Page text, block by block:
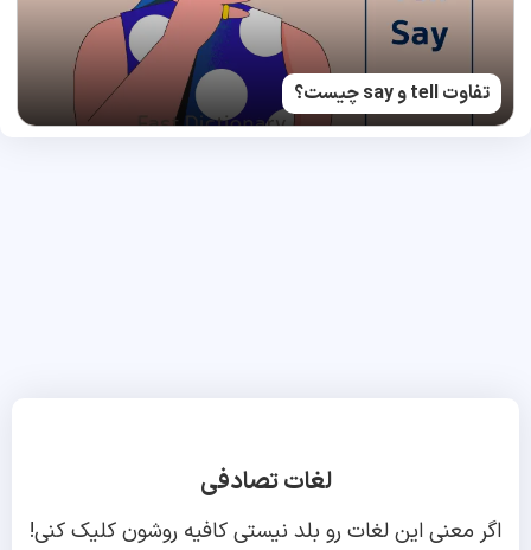
تفاوت tell و say چیست؟
لغات تصادفی
اگر معنی این لغات رو بلد نیستی کافیه روشون کلیک کنی!